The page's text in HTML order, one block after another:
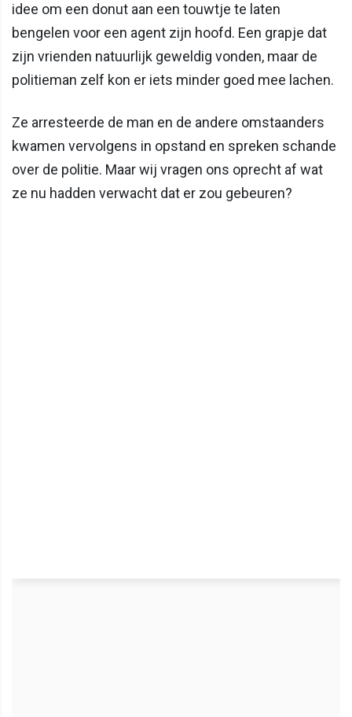
idee om een donut aan een touwtje te laten
bengelen voor een agent zijn hoofd. Een grapje dat
zijn vrienden natuurlijk geweldig vonden, maar de
politieman zelf kon er iets minder goed mee lachen.
Ze arresteerde de man en de andere omstaanders
kwamen vervolgens in opstand en spreken schande
over de politie. Maar wij vragen ons oprecht af wat
ze nu hadden verwacht dat er zou gebeuren?